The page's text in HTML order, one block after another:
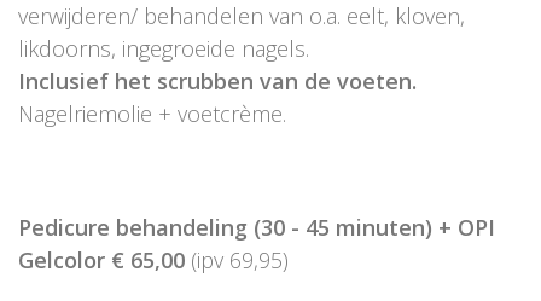
verwijderen/ behandelen van o.a. eelt, kloven,
likdoorns, ingegroeide nagels.
Inclusief het scrubben van de voeten.
Nagelriemolie + voetcrème.
Pedicure behandeling (30 - 45 minuten) + OPI
Gelcolor € 65,00 (ipv 69,95)